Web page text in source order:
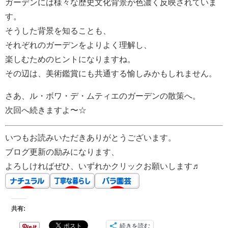
ガーデンには様々な歴史文化背景が色濃く反映されていま
す。
そうした背景を知ることも、
それぞれのガーデンをよりよく理解し、
楽しむためのヒントになりますね。
その辺は、美術鑑賞にも共通する愉しみかもしれません。
さあ、ル・ボワ・デ・ムティエのガーデンの散策へ。
次回へ続きますよ〜☆
いつもお読みいただきありがとうございます。
ブログ更新の励みになります、
よろしければぜひ、いずれかクリックお願いします♬
共有:
続きを読む